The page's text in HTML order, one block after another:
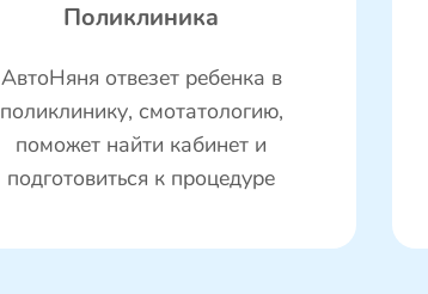
Поликлиника
АвтоНяня отвезет ребенка в
поликлинику, смотатологию,
поможет найти кабинет и
подготовиться к процедуре